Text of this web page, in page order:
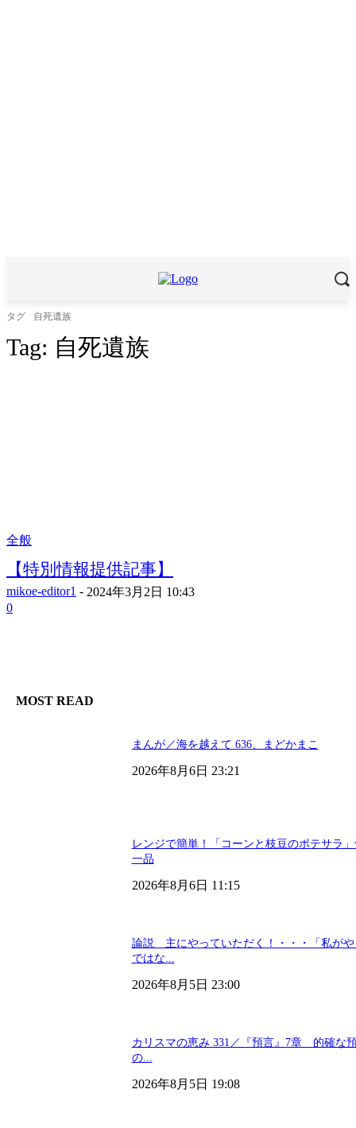
タグ 自死遺族
Tag: 自死遺族
全般
【特別情報提供記事】
mikoe-editor1 - 2024年3月2日 10:43
0
MOST READ
まんが／海を越えて 636、まどかまこ
2026年8月6日 23:21
レンジで簡単！「コーンと枝豆のポテサラ
一品
2026年8月6日 11:15
論説 主にやっていただく！・・・「私がや
ではな...
2026年8月5日 23:00
カリスマの恵み 331／『預言』7章 的確な
の...
2026年8月5日 19:08